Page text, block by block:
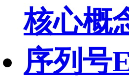
核心概
序列号